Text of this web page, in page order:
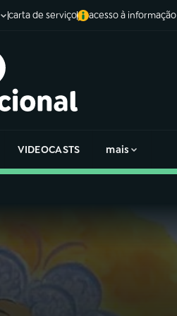
carta de serviço acesso à informação
VIDEOCASTS mais